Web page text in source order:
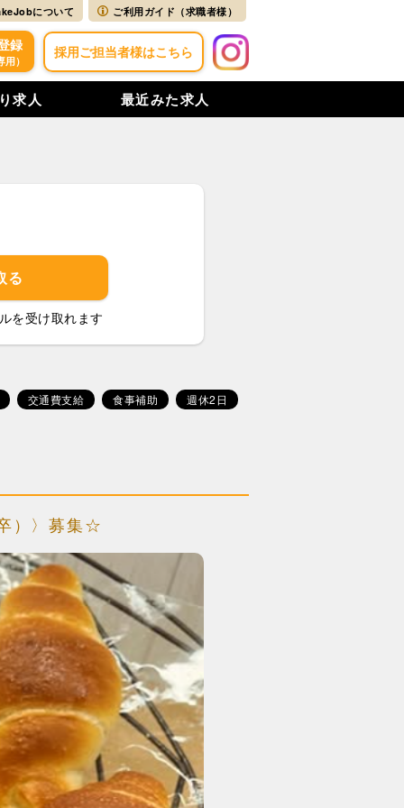
について ご利用ガイド（求職者様）
録
）
採用ご担当者様はこちら
求人 最近みた求人
る
を受け取れます
交通費支給 食事補助 週休2日
）〉募集☆